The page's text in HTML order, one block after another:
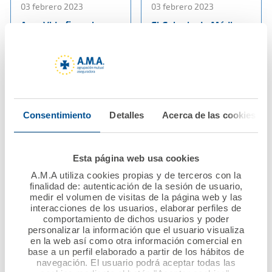
Consentimiento Detalles Acerca de las cookies
Esta página web usa cookies
A.M.A utiliza cookies propias y de terceros con la
finalidad de: autenticación de la sesión de usuario,
medir el volumen de visitas de la página web y las
interacciones de los usuarios, elaborar perfiles de
comportamiento de dichos usuarios y poder
personalizar la información que el usuario visualiza
en la web así como otra información comercial en
base a un perfil elaborado a partir de los hábitos de
navegación. El usuario podrá aceptar todas las
03 febrero 2023
Ama Vida firma la
Vida con los
veterinarios de
Ver noticia
03 febrero 2023
El Colegio de Médicos
Ver noticia
27 enero 2023
El Muy Ilustre Colegio
23 enero 2023
Los médicos de